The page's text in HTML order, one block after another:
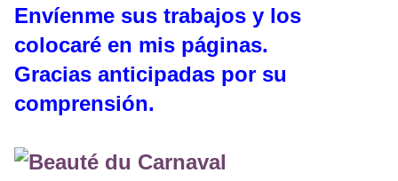
Envíenme sus trabajos y los
colocaré en mis páginas.
Gracias anticipadas por su
comprensión.